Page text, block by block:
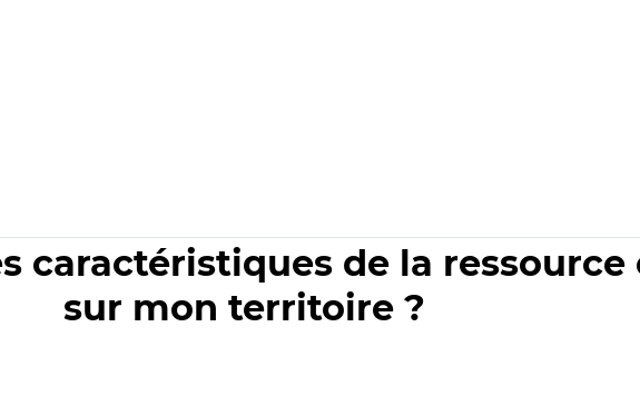
caractéristiques de la ressource
sur mon territoire ?